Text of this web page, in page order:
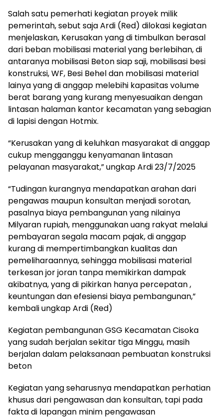
Salah satu pemerhati kegiatan proyek milik
pemerintah, sebut saja Ardi (Red) dilokasi kegiatan
menjelaskan, Kerusakan yang di timbulkan berasal
dari beban mobilisasi material yang berlebihan, di
antaranya mobilisasi Beton siap saji, mobilisasi besi
konstruksi, WF, Besi Behel dan mobilisasi material
lainya yang di anggap melebihi kapasitas volume
berat barang yang kurang menyesuaikan dengan
lintasan halaman kantor kecamatan yang sebagian
di lapisi dengan Hotmix.
“Kerusakan yang di keluhkan masyarakat di anggap
cukup mengganggu kenyamanan lintasan
pelayanan masyarakat,” ungkap Ardi 23/7/2025
“Tudingan kurangnya mendapatkan arahan dari
pengawas maupun konsultan menjadi sorotan,
pasalnya biaya pembangunan yang nilainya
Milyaran rupiah, menggunakan uang rakyat melalui
pembayaran segala macam pajak, di anggap
kurang di mempertimbangkan kualitas dan
pemeliharaannya, sehingga mobilisasi material
terkesan jor joran tanpa memikirkan dampak
akibatnya, yang di pikirkan hanya percepatan ,
keuntungan dan efesiensi biaya pembangunan,”
kembali ungkap Ardi (Red)
Kegiatan pembangunan GSG Kecamatan Cisoka
yang sudah berjalan sekitar tiga Minggu, masih
berjalan dalam pelaksanaan pembuatan konstruksi
beton
Kegiatan yang seharusnya mendapatkan perhatian
khusus dari pengawasan dan konsultan, tapi pada
fakta di lapangan minim pengawasan